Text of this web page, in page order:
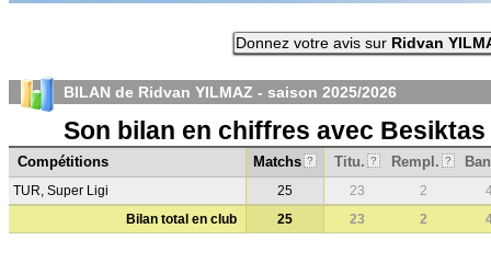
Donnez votre avis sur Ridvan
BILAN de Ridvan YILMAZ - saison 2025/2026
Son bilan en chiffres avec Besiktas
Compétitions Matchs ? Titu. ? Rempl. ?
TUR, Super Ligi 25 23 2
Bilan total en club
25 23 2